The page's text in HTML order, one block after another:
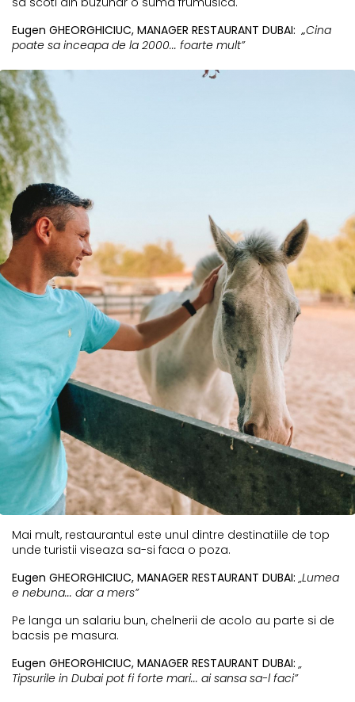
Eugen GHEORGHICIUC, MANAGER RESTAURANT DUBAI:„Cina
poate sa inceapa de la 2000... foarte mult”
Mai mult, restaurantul este unul dintre destinatiile de top
unde turistii viseaza sa-si faca o poza.
Eugen GHEORGHICIUC, MANAGER RESTAURANT DUBAI: „Lumea
e nebuna... dar a mers”
Pe langa un salariu bun, chelnerii de acolo au parte si de
bacsis pe masura.
Eugen GHEORGHICIUC, MANAGER RESTAURANT DUBAI: „
Tipsurile in Dubai pot fi forte mari... ai sansa sa-l faci”